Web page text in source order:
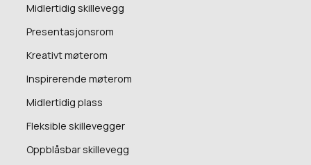
Midlertidig skillevegg
Presentasjonsrom
Kreativt møterom
Inspirerende møterom
Midlertidig plass
Fleksible skillevegger
Oppblåsbar skillevegg